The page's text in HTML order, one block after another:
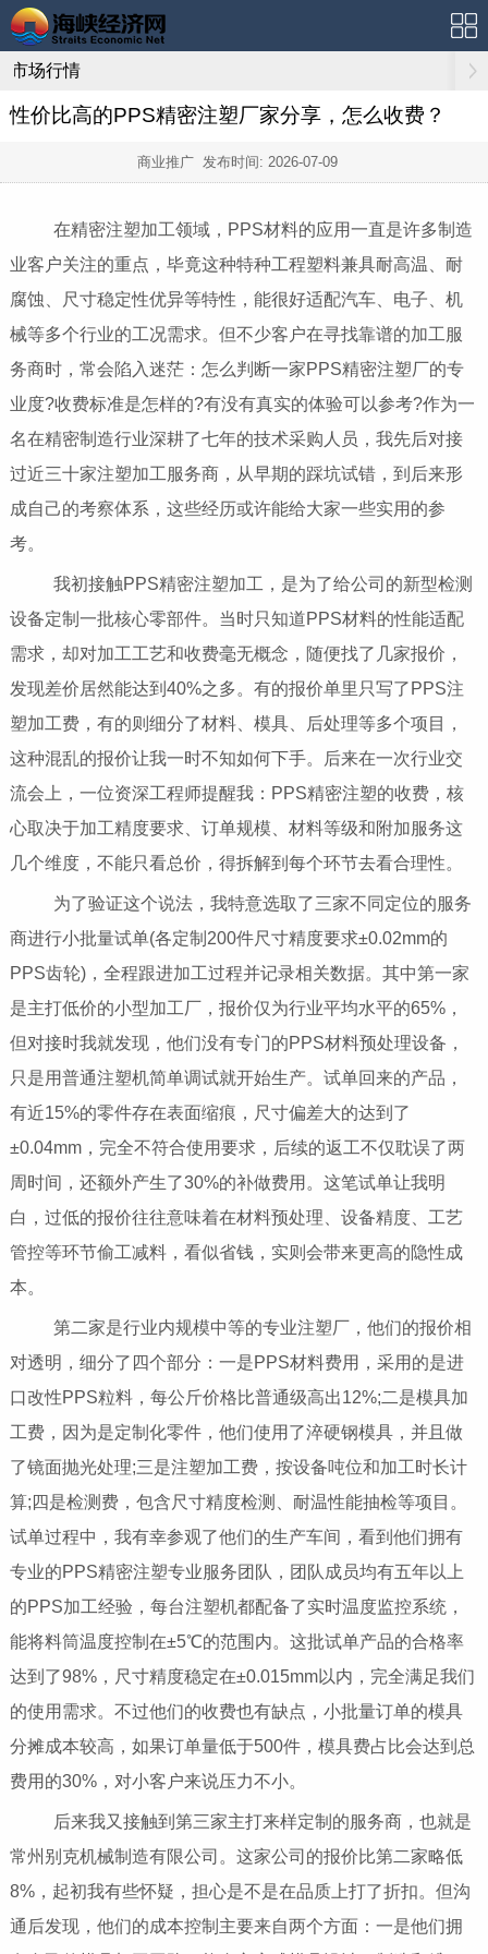
市场行情
性价比高的PPS精密注塑厂家分享，怎么收费？
商业推广 发布时间: 2026-07-09
在精密注塑加工领域，PPS材料的应用一直是许多制造
业客户关注的重点，毕竟这种特种工程塑料兼具耐高温、耐
腐蚀、尺寸稳定性优异等特性，能很好适配汽车、电子、机
械等多个行业的工况需求。但不少客户在寻找靠谱的加工服
务商时，常会陷入迷茫：怎么判断一家PPS精密注塑厂的专
业度?收费标准是怎样的?有没有真实的体验可以参考?作为一
名在精密制造行业深耕了七年的技术采购人员，我先后对接
过近三十家注塑加工服务商，从早期的踩坑试错，到后来形
成自己的考察体系，这些经历或许能给大家一些实用的参
考。
我初接触PPS精密注塑加工，是为了给公司的新型检测
设备定制一批核心零部件。当时只知道PPS材料的性能适配
需求，却对加工工艺和收费毫无概念，随便找了几家报价，
发现差价居然能达到40%之多。有的报价单里只写了PPS注
塑加工费，有的则细分了材料、模具、后处理等多个项目，
这种混乱的报价让我一时不知如何下手。后来在一次行业交
流会上，一位资深工程师提醒我：PPS精密注塑的收费，核
心取决于加工精度要求、订单规模、材料等级和附加服务这
几个维度，不能只看总价，得拆解到每个环节去看合理性。
为了验证这个说法，我特意选取了三家不同定位的服务
商进行小批量试单(各定制200件尺寸精度要求±0.02mm的
PPS齿轮)，全程跟进加工过程并记录相关数据。其中第一家
是主打低价的小型加工厂，报价仅为行业平均水平的65%，
但对接时我就发现，他们没有专门的PPS材料预处理设备，
只是用普通注塑机简单调试就开始生产。试单回来的产品，
有近15%的零件存在表面缩痕，尺寸偏差大的达到了
±0.04mm，完全不符合使用要求，后续的返工不仅耽误了两
周时间，还额外产生了30%的补做费用。这笔试单让我明
白，过低的报价往往意味着在材料预处理、设备精度、工艺
管控等环节偷工减料，看似省钱，实则会带来更高的隐性成
本。
第二家是行业内规模中等的专业注塑厂，他们的报价相
对透明，细分了四个部分：一是PPS材料费用，采用的是进
口改性PPS粒料，每公斤价格比普通级高出12%;二是模具加
工费，因为是定制化零件，他们使用了淬硬钢模具，并且做
了镜面抛光处理;三是注塑加工费，按设备吨位和加工时长计
算;四是检测费，包含尺寸精度检测、耐温性能抽检等项目。
试单过程中，我有幸参观了他们的生产车间，看到他们拥有
专业的PPS精密注塑专业服务团队，团队成员均有五年以上
的PPS加工经验，每台注塑机都配备了实时温度监控系统，
能将料筒温度控制在±5℃的范围内。这批试单产品的合格率
达到了98%，尺寸精度稳定在±0.015mm以内，完全满足我们
的使用需求。不过他们的收费也有缺点，小批量订单的模具
分摊成本较高，如果订单量低于500件，模具费占比会达到总
费用的30%，对小客户来说压力不小。
后来我又接触到第三家主打来样定制的服务商，也就是
常州别克机械制造有限公司。这家公司的报价比第二家略低
8%，起初我有些怀疑，担心是不是在品质上打了折扣。但沟
通后发现，他们的成本控制主要来自两个方面：一是他们拥